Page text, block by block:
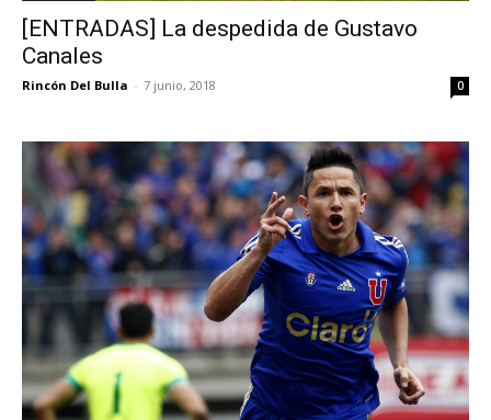
[ENTRADAS] La despedida de Gustavo
Canales
Rincón Del Bulla - 7 junio, 2018 0